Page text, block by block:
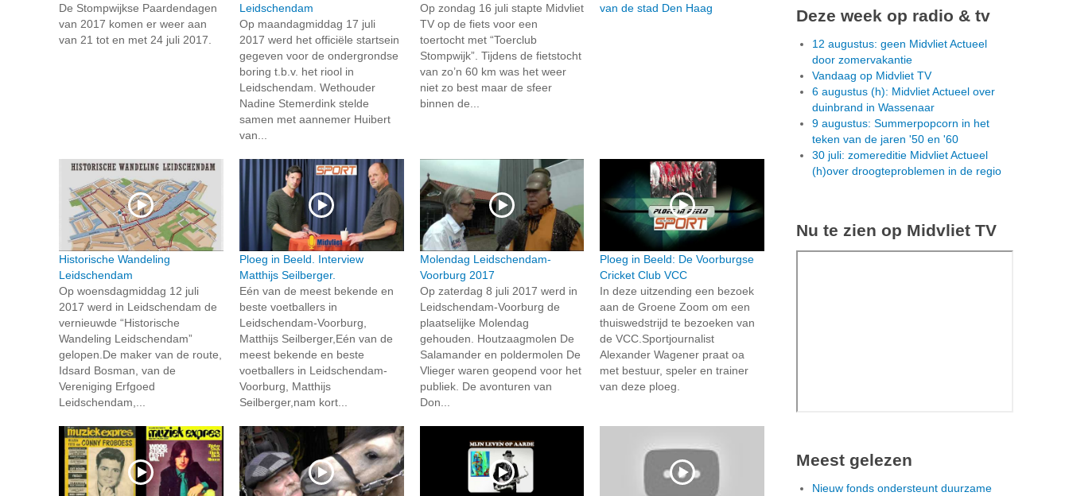
De Stompwijkse Paardendagen
van 2017 komen er weer aan
van 21 tot en met 24 juli 2017.
Leidschendam
Op maandagmiddag 17 juli
2017 werd het officiële startsein
gegeven voor de ondergrondse
boring t.b.v. het riool in
Leidschendam. Wethouder
Nadine Stemerdink stelde
samen met aannemer Huibert
van...
Op zondag 16 juli stapte Midvliet
TV op de fiets voor een
toertocht met “Toerclub
Stompwijk”. Tijdens de fietstocht
van zo’n 60 km was het weer
niet zo best maar de sfeer
binnen de...
van de stad Den Haag
Historische Wandeling
Leidschendam
Op woensdagmiddag 12 juli
2017 werd in Leidschendam de
vernieuwde “Historische
Wandeling Leidschendam”
gelopen.De maker van de route,
Idsard Bosman, van de
Vereniging Erfgoed
Leidschendam,...
Ploeg in Beeld. Interview
Matthijs Seilberger.
Eén van de meest bekende en
beste voetballers in
Leidschendam-Voorburg,
Matthijs Seilberger,Eén van de
meest bekende en beste
voetballers in Leidschendam-
Voorburg, Matthijs
Seilberger,nam kort...
Molendag Leidschendam-
Voorburg 2017
Op zaterdag 8 juli 2017 werd in
Leidschendam-Voorburg de
plaatselijke Molendag
gehouden. Houtzaagmolen De
Salamander en poldermolen De
Vlieger waren geopend voor het
publiek. De avonturen van
Don...
Ploeg in Beeld: De Voorburgse
Cricket Club VCC
In deze uitzending een bezoek
aan de Groene Zoom om een
thuiswedstrijd te bezoeken van
de VCC.Sportjournalist
Alexander Wagener praat oa
met bestuur, speler en trainer
van deze ploeg.
Deze week op radio & tv
12 augustus: geen Midvliet Actueel
door zomervakantie
Vandaag op Midvliet TV
6 augustus (h): Midvliet Actueel over
duinbrand in Wassenaar
9 augustus: Summerpopcorn in het
teken van de jaren '50 en '60
30 juli: zomereditie Midvliet Actueel
(h)over droogteproblemen in de regio
Nu te zien op Midvliet TV
Meest gelezen
Nieuw fonds ondersteunt duurzame